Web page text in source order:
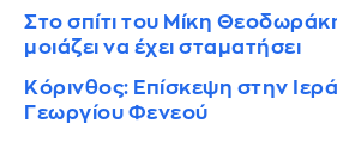
Στο σπίτι του Μίκη
μοιάζει να έχει σταματήσει
Κόρινθος: Επίσκεψη στην
Γεωργίου Φενεού